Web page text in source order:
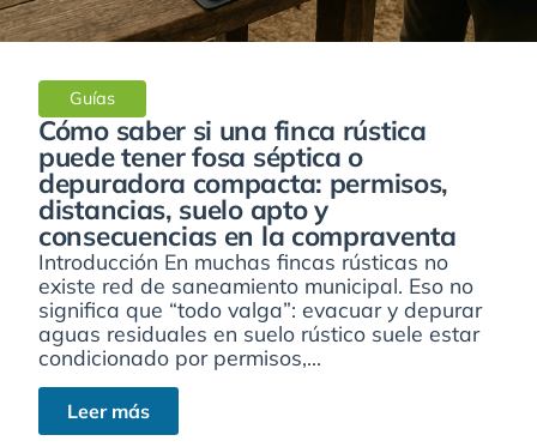
Guías
Cómo saber si una finca rústica
puede tener fosa séptica o
depuradora compacta: permisos,
distancias, suelo apto y
consecuencias en la compraventa
Introducción En muchas fincas rústicas no
existe red de saneamiento municipal. Eso no
significa que “todo valga”: evacuar y depurar
aguas residuales en suelo rústico suele estar
condicionado por permisos,...
Leer más